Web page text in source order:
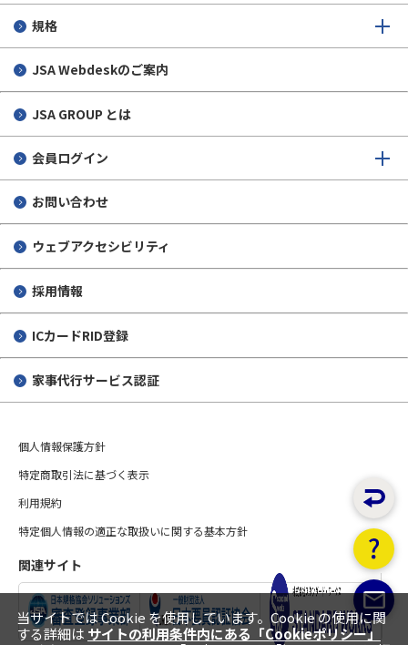
規格
JSA Webdeskのご案内
JSA GROUP とは
会員ログイン
お問い合わせ
ウェブアクセシビリティ
採用情報
ICカードRID登録
家事代行サービス認証
個人情報保護方針
特定商取引法に基づく表示
利用規約
特定個人情報の適正な取扱いに関する基本方針
関連サイト
当サイトでは Cookie を使用しています。Cookie の使用に関
する詳細は サイトの利用条件内にある「Cookieポリシー」